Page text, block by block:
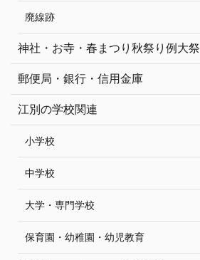
廃線跡
神社・お寺・春まつり秋祭り例大祭
郵便局・銀行・信用金庫
江別の学校関連
小学校
中学校
大学・専門学校
保育園・幼稚園・幼児教育